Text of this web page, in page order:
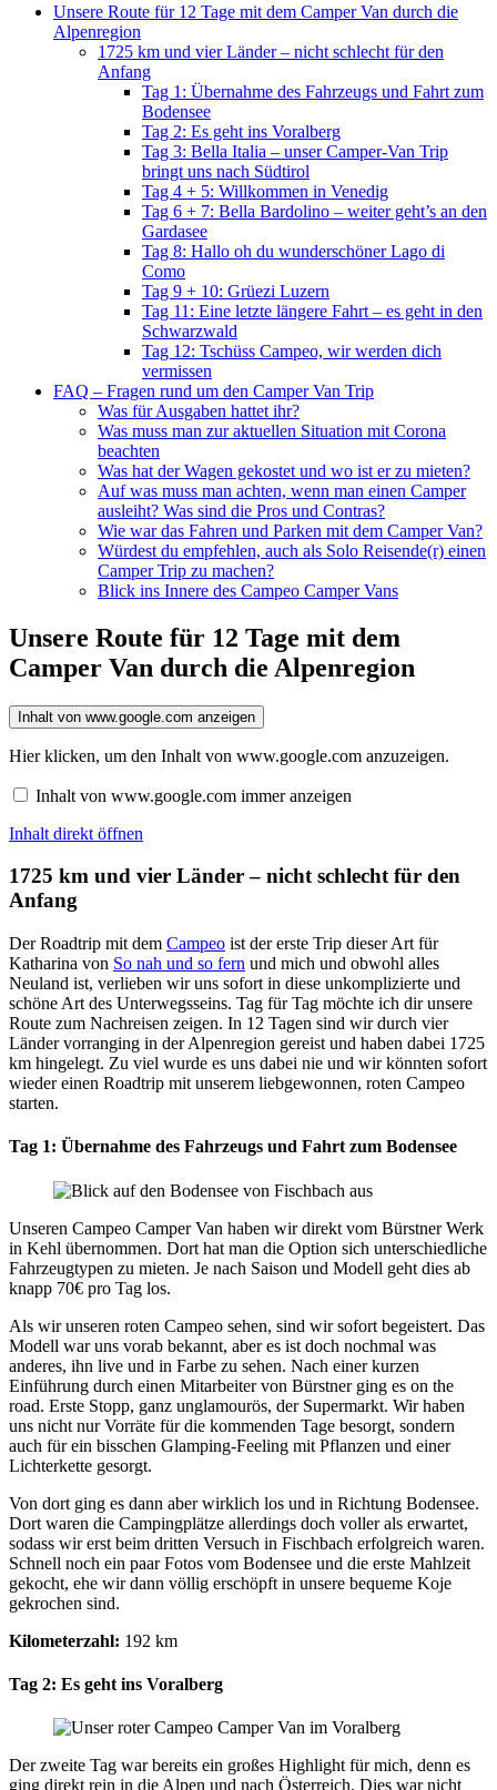
Unsere Route für 12 Tage mit dem Camper Van durch die
Alpenregion
1725 km und vier Länder – nicht schlecht für den
Anfang
Tag 1: Übernahme des Fahrzeugs und Fahrt zum
Bodensee
Tag 2: Es geht ins Voralberg
Tag 3: Bella Italia – unser Camper-Van Trip
bringt uns nach Südtirol
Tag 4 + 5: Willkommen in Venedig
Tag 6 + 7: Bella Bardolino – weiter geht’s an den
Gardasee
Tag 8: Hallo oh du wunderschöner Lago di
Como
Tag 9 + 10: Grüezi Luzern
Tag 11: Eine letzte längere Fahrt – es geht in den
Schwarzwald
Tag 12: Tschüss Campeo, wir werden dich
vermissen
FAQ – Fragen rund um den Camper Van Trip
Was für Ausgaben hattet ihr?
Was muss man zur aktuellen Situation mit Corona
beachten
Was hat der Wagen gekostet und wo ist er zu mieten?
Auf was muss man achten, wenn man einen Camper
ausleiht? Was sind die Pros und Contras?
Wie war das Fahren und Parken mit dem Camper Van?
Würdest du empfehlen, auch als Solo Reisende(r) einen
Camper Trip zu machen?
Blick ins Innere des Campeo Camper Vans
Unsere Route für 12 Tage mit dem
Camper Van durch die Alpenregion
Inhalt von www.google.com anzeigen
Hier klicken, um den Inhalt von www.google.com anzuzeigen.
Inhalt von www.google.com immer anzeigen
Inhalt direkt öffnen
1725 km und vier Länder – nicht schlecht für den
Anfang
Der Roadtrip mit dem Campeo ist der erste Trip dieser Art für
Katharina von So nah und so fern und mich und obwohl alles
Neuland ist, verlieben wir uns sofort in diese unkomplizierte und
schöne Art des Unterwegsseins. Tag für Tag möchte ich dir unsere
Route zum Nachreisen zeigen. In 12 Tagen sind wir durch vier
Länder vorranging in der Alpenregion gereist und haben dabei 1725
km hingelegt. Zu viel wurde es uns dabei nie und wir könnten sofort
wieder einen Roadtrip mit unserem liebgewonnen, roten Campeo
starten.
Tag 1: Übernahme des Fahrzeugs und Fahrt zum Bodensee
Unseren Campeo Camper Van haben wir direkt vom Bürstner Werk
in Kehl übernommen. Dort hat man die Option sich unterschiedliche
Fahrzeugtypen zu mieten. Je nach Saison und Modell geht dies ab
knapp 70€ pro Tag los.
Als wir unseren roten Campeo sehen, sind wir sofort begeistert. Das
Modell war uns vorab bekannt, aber es ist doch nochmal was
anderes, ihn live und in Farbe zu sehen. Nach einer kurzen
Einführung durch einen Mitarbeiter von Bürstner ging es on the
road. Erste Stopp, ganz unglamourös, der Supermarkt. Wir haben
uns nicht nur Vorräte für die kommenden Tage besorgt, sondern
auch für ein bisschen Glamping-Feeling mit Pflanzen und einer
Lichterkette gesorgt.
Von dort ging es dann aber wirklich los und in Richtung Bodensee.
Dort waren die Campingplätze allerdings doch voller als erwartet,
sodass wir erst beim dritten Versuch in Fischbach erfolgreich waren.
Schnell noch ein paar Fotos vom Bodensee und die erste Mahlzeit
gekocht, ehe wir dann völlig erschöpft in unsere bequeme Koje
gekrochen sind.
Kilometerzahl: 192 km
Tag 2: Es geht ins Voralberg
Der zweite Tag war bereits ein großes Highlight für mich, denn es
ging direkt rein in die Alpen und nach Österreich. Dies war nicht